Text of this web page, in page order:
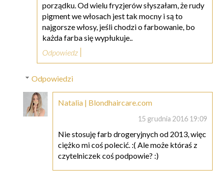
porządku. Od wielu fryzjerów słyszałam, że rudy
pigment we włosach jest tak mocny i są to
najgorsze włosy, jeśli chodzi o farbowanie, bo
każda farba się wypłukuje..
Odpowiedz
Odpowiedzi
Natalia | Blondhaircare.com
15 grudnia 2016 19:09
Nie stosuję farb drogeryjnych od 2013, więc
ciężko mi coś polecić. :( Ale może któraś z
czytelniczek coś podpowie? :)